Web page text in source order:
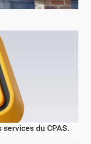
du CPAS.